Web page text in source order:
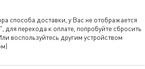
способа доставки, у Вас не отображается
для перехода к оплате, попробуйте сбросить
воспользуйтесь другим устройством